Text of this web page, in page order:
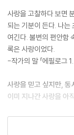
사랑을 고찰하다 보면
되는 기분이 든다. 나는
여긴다. 불변의 편안함
록은 사랑이었다.
-작가의 말 「에필로그 1.
사랑을 믿고 싶지만, 동
이미 지나간 사랑을 아
“사랑이 오기로 한 자